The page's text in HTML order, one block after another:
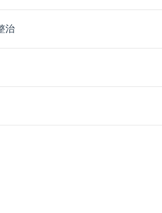
治